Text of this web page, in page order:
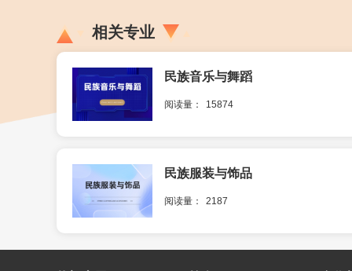
相关专业
民族音乐与舞蹈
阅读量： 15874
民族服装与饰品
阅读量： 2187